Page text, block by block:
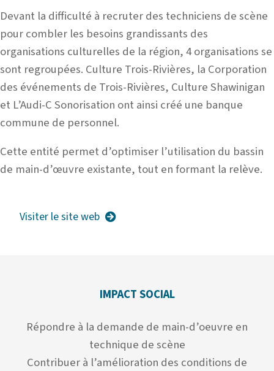
Devant la difficulté à recruter des techniciens de scène
pour combler les besoins grandissants des
organisations culturelles de la région, 4 organisations se
sont regroupées. Culture Trois-Rivières, la Corporation
des événements de Trois-Rivières, Culture Shawinigan
et L’Audi-C Sonorisation ont ainsi créé une banque
commune de personnel.
Cette entité permet d’optimiser l’utilisation du bassin
de main-d’œuvre existante, tout en formant la relève.
Visiter le site web
IMPACT SOCIAL
Répondre à la demande de main-d’oeuvre en
technique de scène
Contribuer à l’amélioration des conditions de